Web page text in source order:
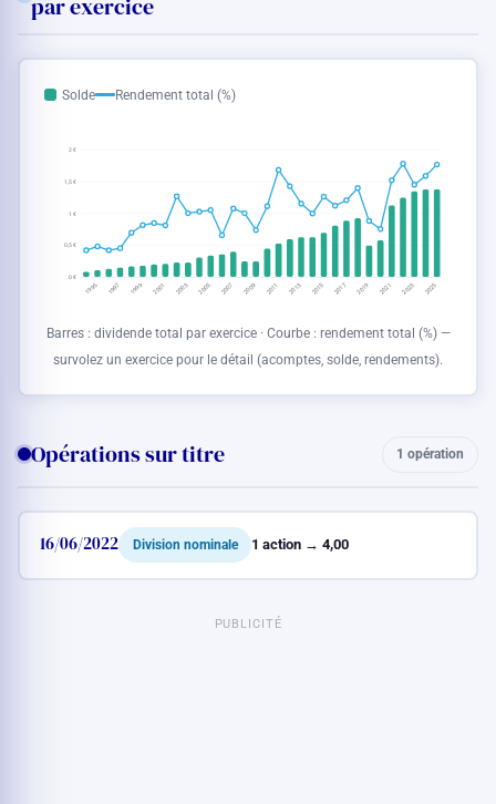
par exercice
Solde Rendement total (%)
0 €
0,5 €
1 €
1,5 €
2 €
1995 1997 1999 2001 2003 2005 2007 2009 2011 2013 2015 2017 2019 2021 2023 2025
Barres : dividende total par exercice · Courbe : rendement total (%) —
survolez un exercice pour le détail (acomptes, solde, rendements).
Opérations sur titre 1 opération
16/06/2022 Division nominale 1 action → 4,00
PUBLICITÉ